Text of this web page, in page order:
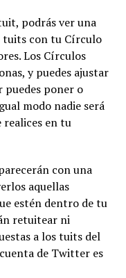
podrás ver una
con tu Círculo
Los Círculos
y puedes ajustar
puedes poner o
modo nadie será
realices en tu
con una
aquellas
estén dentro de tu
retuitear ni
a los tuits del
de Twitter es